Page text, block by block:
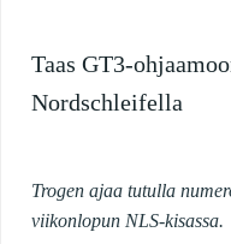
Taas GT3-
Nordschleifella
Trogen ajaa tutulla
viikonlopun NLS-kisassa.